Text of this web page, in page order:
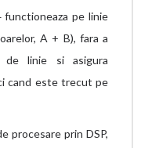
pe linie
A + B), fara a
linie si asigura
cand este trecut pe
procesare prin DSP,